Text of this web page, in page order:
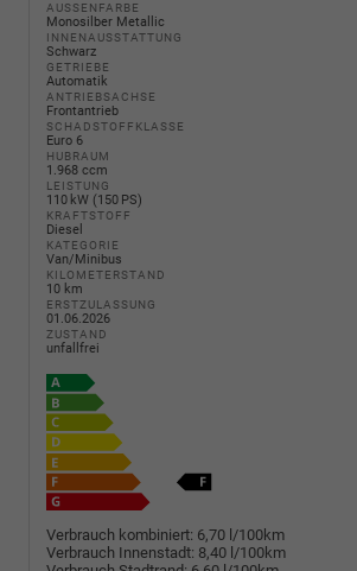
AUSSENFARBE
Monosilber Metallic
INNENAUSSTATTUNG
Schwarz
GETRIEBE
Automatik
ANTRIEBSACHSE
Frontantrieb
SCHADSTOFFKLASSE
Euro 6
HUBRAUM
1.968 ccm
LEISTUNG
110 kW (150 PS)
KRAFTSTOFF
Diesel
KATEGORIE
Van/Minibus
KILOMETERSTAND
10 km
ERSTZULASSUNG
01.06.2026
ZUSTAND
unfallfrei
Verbrauch kombiniert: 6,70 l/100km
Verbrauch Innenstadt: 8,40 l/100km